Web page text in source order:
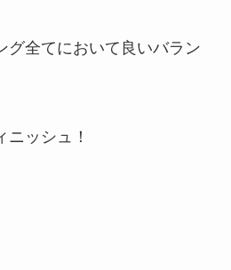
グ全てにおいて良いバラン
ッシュ！